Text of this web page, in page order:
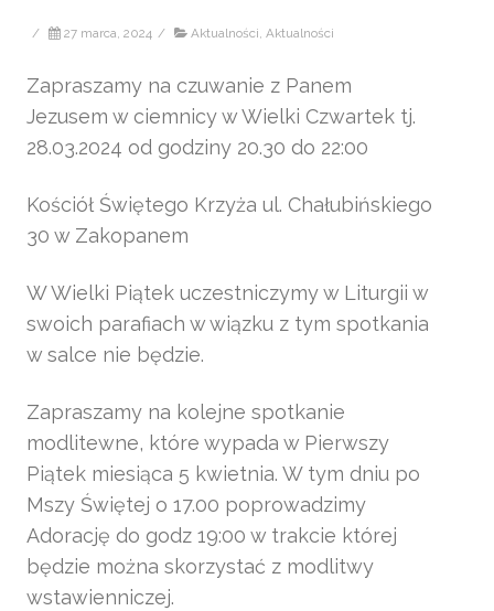
/ 27 marca, 2024 / Aktualności, Aktualności
Zapraszamy na czuwanie z Panem
Jezusem w ciemnicy w Wielki Czwartek tj.
28.03.2024 od godziny 20.30 do 22:00
Kościół Świętego Krzyża ul. Chałubińskiego
30 w Zakopanem
W Wielki Piątek uczestniczymy w Liturgii w
swoich parafiach w wiązku z tym spotkania
w salce nie będzie.
Zapraszamy na kolejne spotkanie
modlitewne, które wypada w Pierwszy
Piątek miesiąca 5 kwietnia. W tym dniu po
Mszy Świętej o 17.00 poprowadzimy
Adorację do godz 19:00 w trakcie której
będzie można skorzystać z modlitwy
wstawienniczej.